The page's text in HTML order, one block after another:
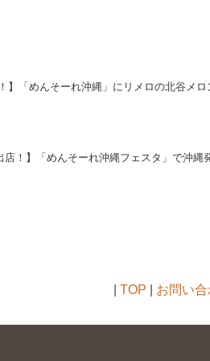
】「めんそーれ沖縄」にリメロの北谷メロ
店！】「めんそーれ沖縄フェスタ」で沖縄
TOP お問い